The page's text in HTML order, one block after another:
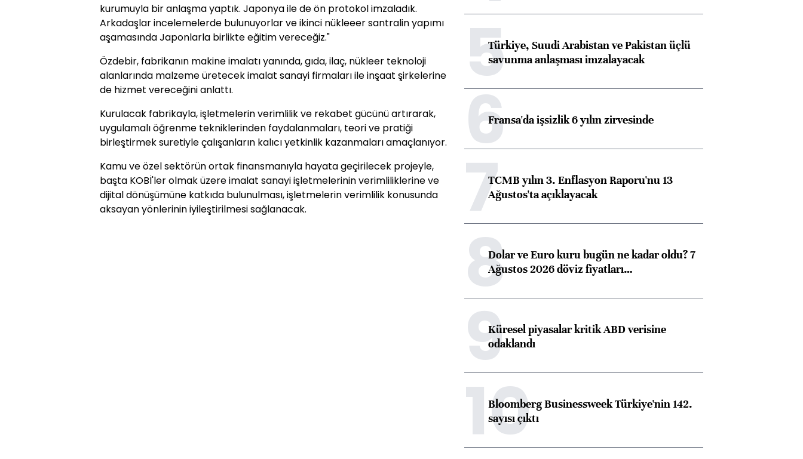
kurumuyla bir anlaşma yaptık. Japonya ile de ön protokol imzaladık.
Arkadaşlar incelemelerde bulunuyorlar ve ikinci nükleeer santralin yapımı
aşamasında Japonlarla birlikte eğitim vereceğiz."
Özdebir, fabrikanın makine imalatı yanında, gıda, ilaç, nükleer teknoloji
alanlarında malzeme üretecek imalat sanayi firmaları ile inşaat şirkelerine
de hizmet vereceğini anlattı.
Kurulacak fabrikayla, işletmelerin verimlilik ve rekabet gücünü artırarak,
uygulamalı öğrenme tekniklerinden faydalanmaları, teori ve pratiği
birleştirmek suretiyle çalışanların kalıcı yetkinlik kazanmaları amaçlanıyor.
Kamu ve özel sektörün ortak finansmanıyla hayata geçirilecek projeyle,
başta KOBİ'ler olmak üzere imalat sanayi işletmelerinin verimliliklerine ve
dijital dönüşümüne katkıda bulunulması, işletmelerin verimlilik konusunda
aksayan yönlerinin iyileştirilmesi sağlanacak.
5Türkiye, Suudi Arabistan ve Pakistan üçlü
savunma anlaşması imzalayacak
6Fransa'da işsizlik 6 yılın zirvesinde
7TCMB yılın 3. Enflasyon Raporu'nu 13
Ağustos'ta açıklayacak
8Dolar ve Euro kuru bugün ne kadar oldu? 7
Ağustos 2026 döviz fiyatları…
9Küresel piyasalar kritik ABD verisine
odaklandı
10
Bloomberg Businessweek Türkiye'nin 142.
sayısı çıktı